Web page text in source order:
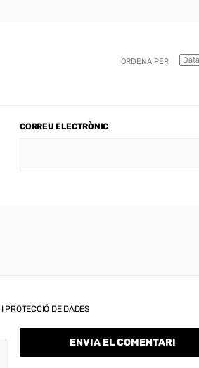
ORDENA PER
CORREU ELECTRÒNIC
PROTECCIÓ DE DADES